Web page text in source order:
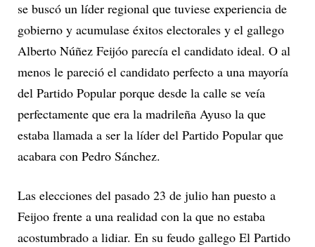
se buscó un líder regional que tuviese experiencia de
gobierno y acumulase éxitos electorales y el gallego
Alberto Núñez Feijóo parecía el candidato ideal. O al
menos le pareció el candidato perfecto a una mayoría
del Partido Popular porque desde la calle se veía
perfectamente que era la madrileña Ayuso la que
estaba llamada a ser la líder del Partido Popular que
acabara con Pedro Sánchez.
Las elecciones del pasado 23 de julio han puesto a
Feijoo frente a una realidad con la que no estaba
acostumbrado a lidiar. En su feudo gallego El Partido